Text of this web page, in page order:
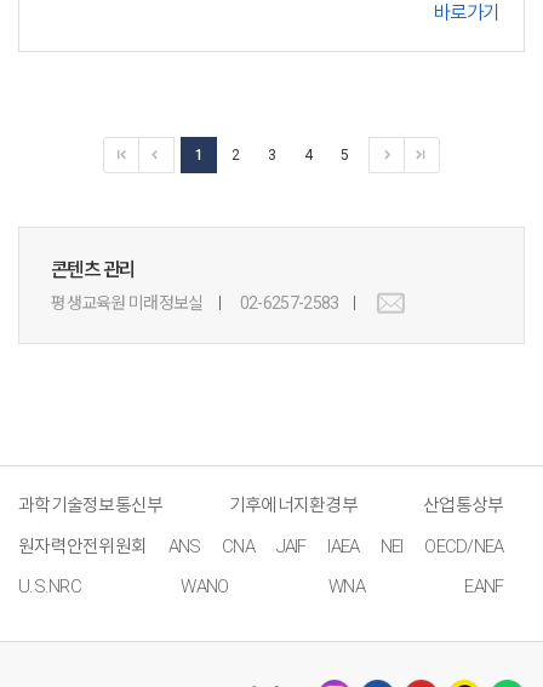
바로가기
1 2 3 4 5
콘텐츠 관리
평생교육원 미래정보실 02-6257-2583
과학기술정보통신부 기후에너지환경부
산업통상부
원자력안전위원회
ANS CNA JAIF IAEA NEI
OECD/NEA
U.S.NRC
WANO WNA EANF